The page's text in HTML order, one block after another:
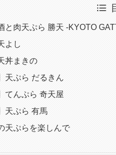
と肉天ぷら 勝天 -KYOTO
よし
丼まきの
天ぷら だるきん
てんぷら 奇天屋
天ぷら 有馬
天ぷらを楽しんで